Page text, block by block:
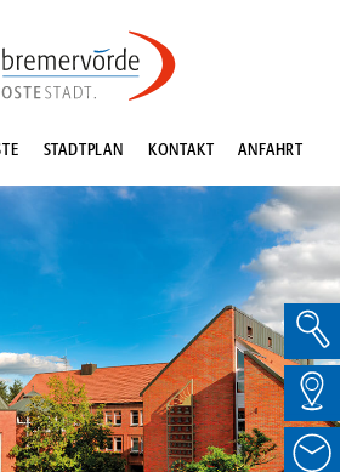
STADTPLAN KONTAKT ANFAHRT